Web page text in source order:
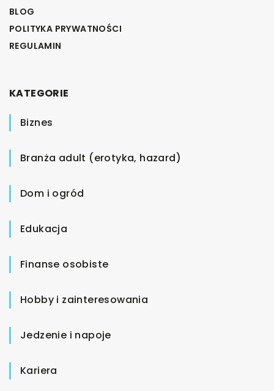
BLOG
POLITYKA PRYWATNOŚCI
REGULAMIN
KATEGORIE
Biznes
Branża adult (erotyka, hazard)
Dom i ogród
Edukacja
Finanse osobiste
Hobby i zainteresowania
Jedzenie i napoje
Kariera